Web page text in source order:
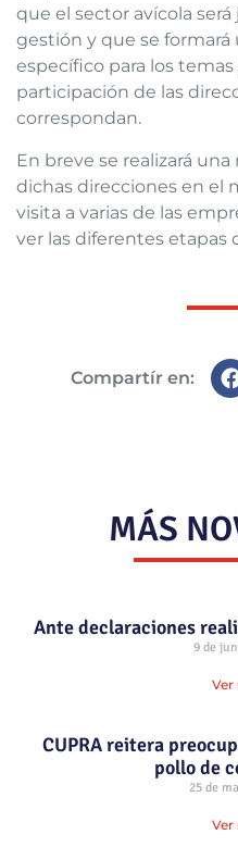
que el sector avícola
gestión y que se
específico para los
participación de las
correspondan.
En breve se realizará
dichas direcciones en el
visita a varias de las
ver las diferentes etapas
Compartír en:
MÁS
Ante declaraciones
9 de
Ver
CUPRA reitera
pollo de
25 de
Ver